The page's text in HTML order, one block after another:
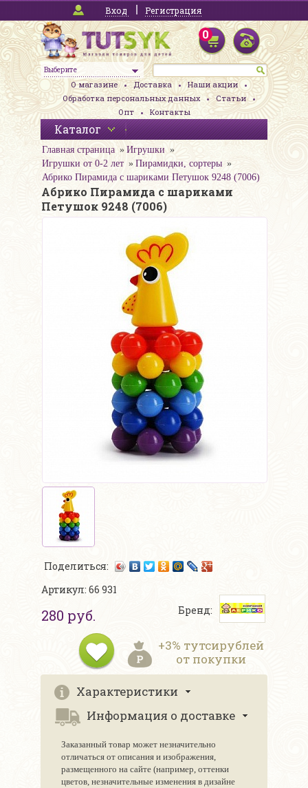
Вход Регистрация
Выберите
0
О магазине Доставка
Наши акции
Обработка персональных данных
Статьи
Опт
Контакты
Каталог
Главная страница
Игрушки
Игрушки от 0-2 лет
Пирамидки, сортеры
Абрико Пирамида с шариками Петушок 9248 (7006)
Абрико Пирамида с шариками
Петушок 9248 (7006)
Поделиться:
Артикул: 66 931
280 руб. Бренд:
+3% тутсирублей
от покупки
Характеристики
Информация о доставке
Заказанный товар может незначительно
отличаться от описания и изображения,
размещенного на сайте (например, оттенки
цветов, незначительные изменения в дизайне